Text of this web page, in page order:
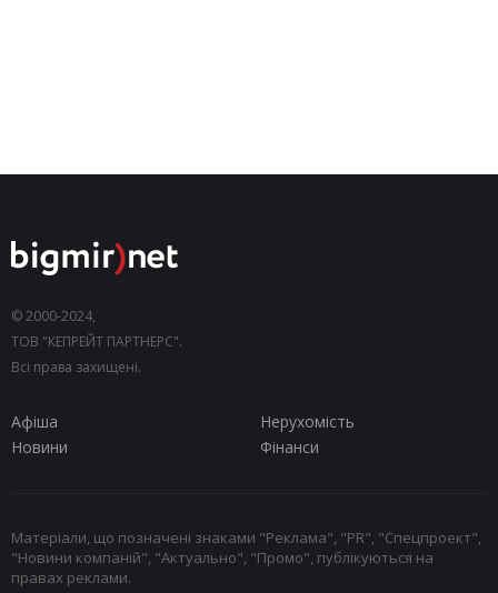
© 2000-2024,
ТОВ "КЕПРЕЙТ ПАРТНЕРС".
Всі права захищені.
Афіша
Нерухомість
Новини
Фінанси
Матеріали, що позначені знаками "Реклама", "PR", "Спецпроект",
"Новини компаній", "Актуально", "Промо", публікуються на
правах реклами.